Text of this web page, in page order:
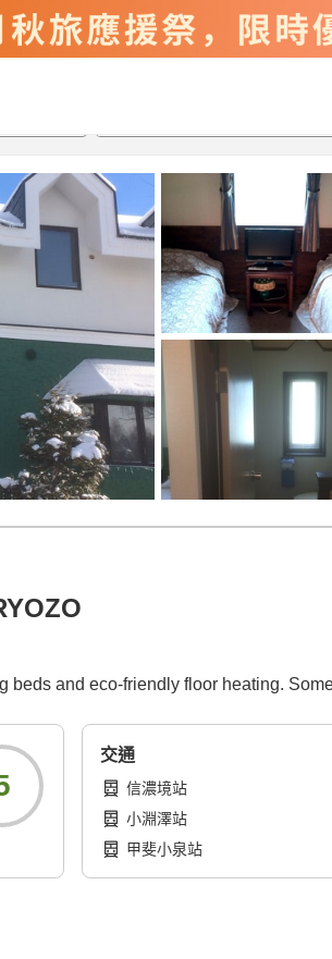
beds and eco-friendly floor heating.
交通
信濃境站
小淵澤站
甲斐小泉站